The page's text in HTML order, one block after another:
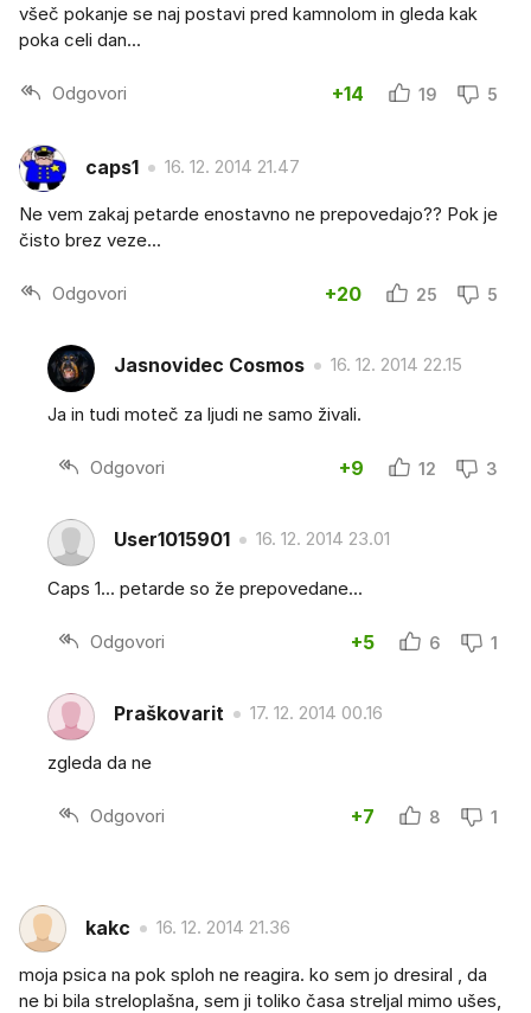
všeč pokanje se naj postavi pred kamnolom in gleda kak
poka celi dan...
Odgovori +14 19 5
caps1 16. 12. 2014 21.47
Ne vem zakaj petarde enostavno ne prepovedajo?? Pok je
čisto brez veze...
Odgovori +20 25 5
Jasnovidec Cosmos 16. 12. 2014 22.15
Ja in tudi moteč za ljudi ne samo živali.
Odgovori +9 12 3
User1015901 16. 12. 2014 23.01
Caps 1... petarde so že prepovedane...
Odgovori +5 6 1
Praškovarit 17. 12. 2014 00.16
zgleda da ne
Odgovori +7 8 1
kakc 16. 12. 2014 21.36
moja psica na pok sploh ne reagira. ko sem jo dresiral , da
ne bi bila streloplašna, sem ji toliko časa streljal mimo ušes,